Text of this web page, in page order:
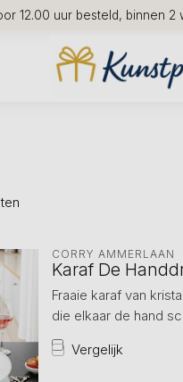
12.00 uur besteld, binnen 2
CORRY AMMERLAAN
Karaf De
Fraaie karaf van
die elkaar de hand
Vergelijk